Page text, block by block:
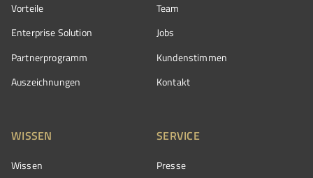
Vorteile
Enterprise Solution
Partnerprogramm
Auszeichnungen
Team
Jobs
Kundenstimmen
Kontakt
WISSEN
Wissen
SERVICE
Presse